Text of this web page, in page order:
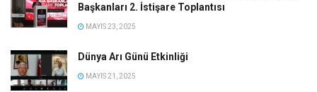
Başkanları 2. İstişare Toplantısı
MAYIS 23, 2025
Dünya Arı Günü Etkinliği
MAYIS 21, 2025